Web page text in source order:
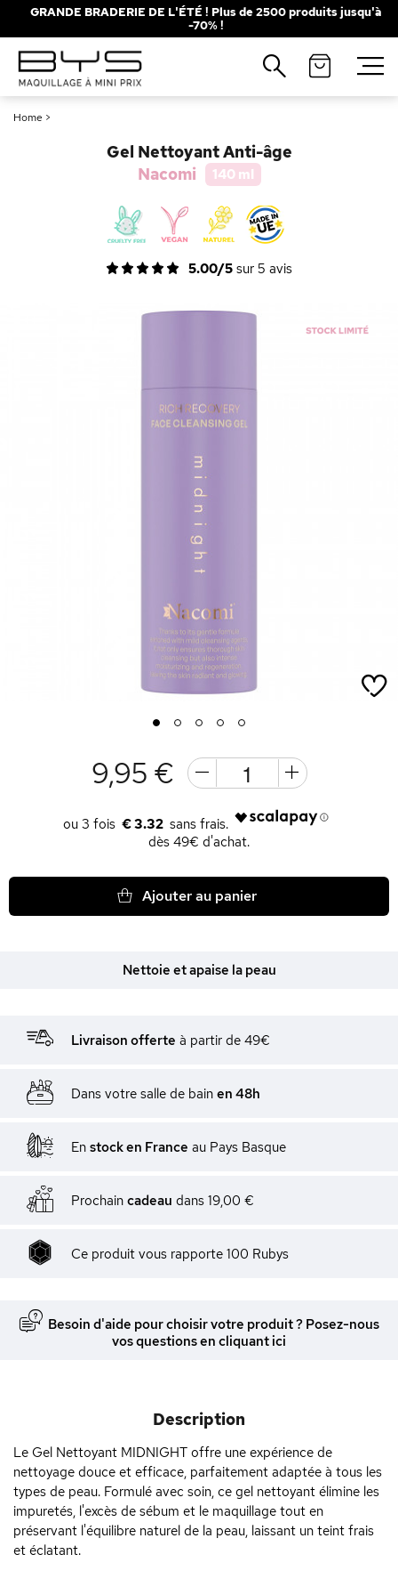
GRANDE BRADERIE DE L'ÉTÉ ! Plus de 2500 produits jusqu'à
-70% !
Home >
Gel Nettoyant Anti-âge
Nacomi
140 ml
5.00/5 sur 5 avis
1 2 3 4 5
9,95 €
€ 3.32
dès 49€ d'achat.
Ajouter au panier
Nettoie et apaise la peau
Livraison offerte à partir de 49€
Dans votre salle de bain en 48h
En stock en France au Pays Basque
Prochain cadeau dans 19,00 €
Ce produit vous rapporte 100 Rubys
Besoin d'aide pour choisir votre produit ? Posez-nous
vos questions en cliquant ici
Description
Le Gel Nettoyant MIDNIGHT offre une expérience de
nettoyage douce et efficace, parfaitement adaptée à tous les
types de peau. Formulé avec soin, ce gel nettoyant élimine les
impuretés, l'excès de sébum et le maquillage tout en
préservant l'équilibre naturel de la peau, laissant un teint frais
et éclatant.
Fermer
Recherches populaires
Brumes
Rouge à Lèvres